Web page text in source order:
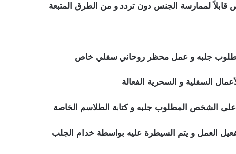
لممارسة الجنس دون تردد و من الطرق المتبعة
السفلية و السحرية الفعالة
على الشخص المطلوب جلبه و كتابة الطلاسم الخاصة